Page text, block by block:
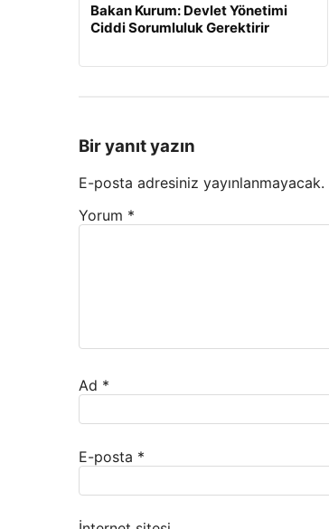
Bakan Kurum: Devlet Yönetimi
Ciddi Sorumluluk Gerektirir
Bir yanıt yazın
E-posta adresiniz yayınlanmayacak.
Yorum *
Ad *
E-posta *